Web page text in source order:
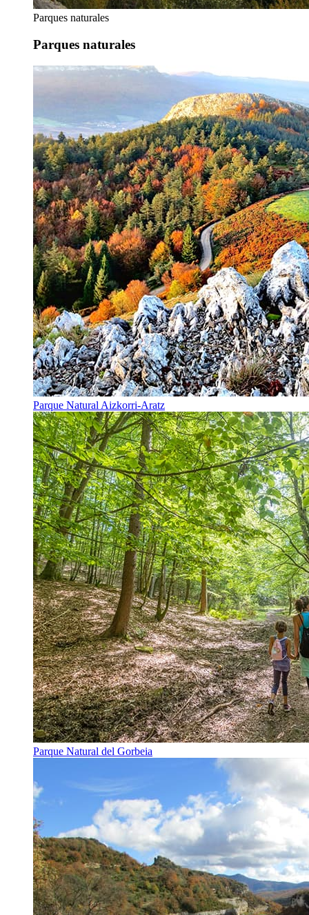
Parques naturales
Parques naturales
Parque Natural Aizkorri-Aratz
Parque Natural del Gorbeia